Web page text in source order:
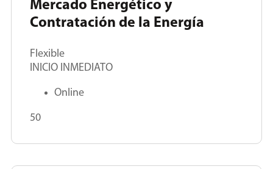
Mercado Energético y
Contratación de la Energía
Flexible
INICIO INMEDIATO
Online
50